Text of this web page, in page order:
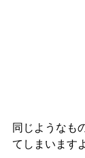
同じようなも
てしまいます